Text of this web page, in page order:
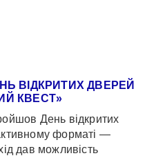
ВІДКРИТИХ ДВЕРЕЙ
КВЕСТ»
День відкритих
форматі —
дав можливість